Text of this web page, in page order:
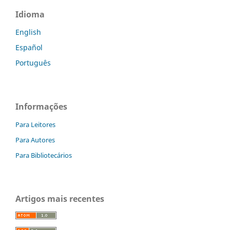
Idioma
English
Español
Português
Informações
Para Leitores
Para Autores
Para Bibliotecários
Artigos mais recentes